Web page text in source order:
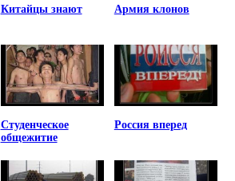
Китайцы знают Армия клонов
Студенческое
общежитие
Россия вперед